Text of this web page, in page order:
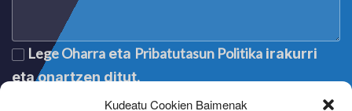
Kudeatu Cookien Baimenak
Lege Oharra eta Pribatutasun Politika irakurri
eta onartzen ditut.